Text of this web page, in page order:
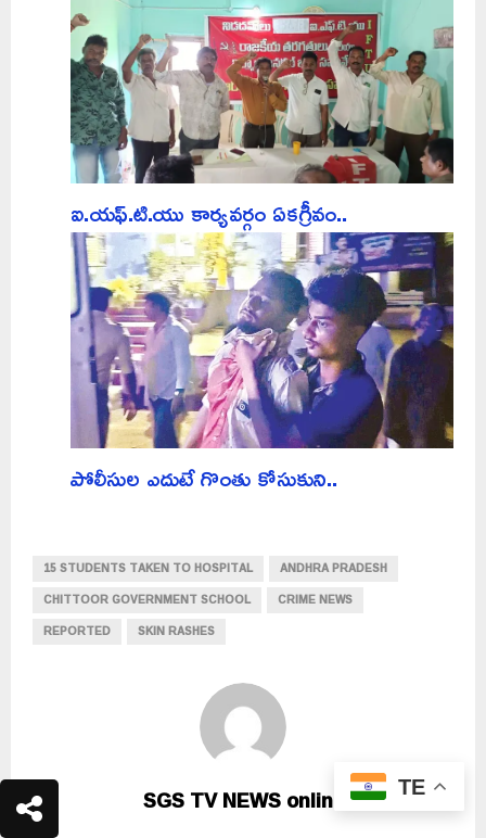
ఐ.యఫ్.టి.యు కార్యవర్గం ఏకగ్రీవం..
పోలీసుల ఎదుటే గొంతు కోసుకుని..
15 STUDENTS TAKEN TO HOSPITAL
ANDHRA PRADESH
CHITTOOR GOVERNMENT SCHOOL
CRIME NEWS
REPORTED
SKIN RASHES
SGS TV NEWS online TE